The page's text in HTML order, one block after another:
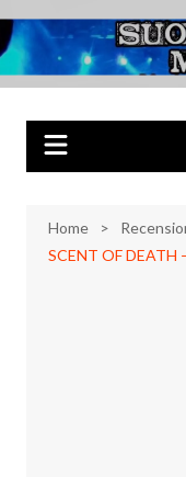
al
contenuto
Musica Rock, Metal, Punk
Home
SCENT OF DEATH